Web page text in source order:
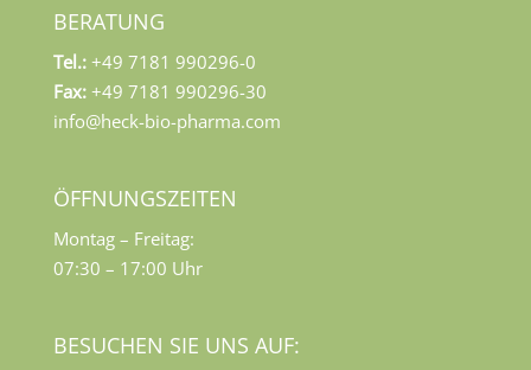
BERATUNG
Tel.: +49 7181 990296-0
Fax:+49 7181 990296-30
info@heck-bio-pharma.com
ÖFFNUNGSZEITEN
Montag – Freitag:
07:30 – 17:00 Uhr
BESUCHEN SIE UNS AUF: